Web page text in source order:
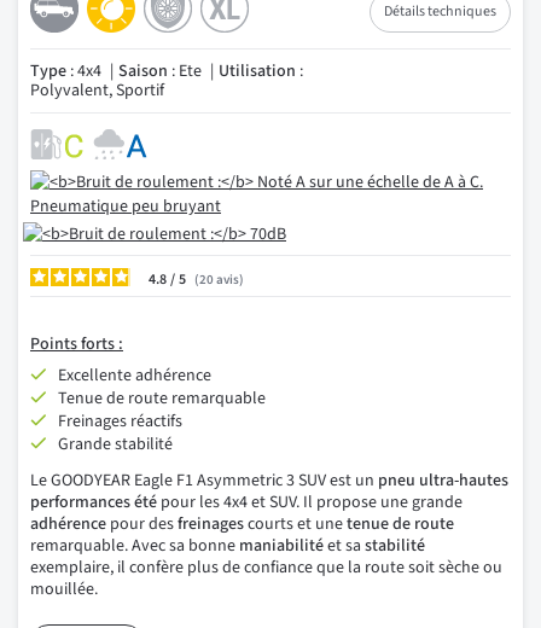
Détails techniques
Type : 4x4 Saison : Ete Utilisation :
Polyvalent, Sportif
4.8/ 20avis
Pointsforts :
Excellente adhérence
Tenue de route remarquable
Freinages réactifs
Grande stabilité
Le GOODYEAR Eagle F1 Asymmetric 3 SUV est un pneu ultra-hautes
performances été pour les 4x4 et SUV. Il propose une grande
adhérence pour desfreinagescourts et unetenue de route
remarquable. Avec sa bonne maniabilitéet sa stabilité
exemplaire, il confère plus de confiance que la route soit sèche ou
mouillée.